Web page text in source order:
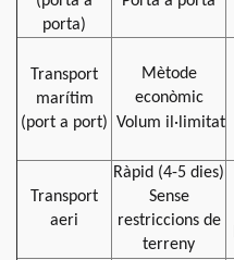
porta)
Transport
marítim
(port a port)
Mètode
econòmic
Volum il·limitat
Transport
aeri
Ràpid (4-5 dies)
Sense
restriccions de
terreny